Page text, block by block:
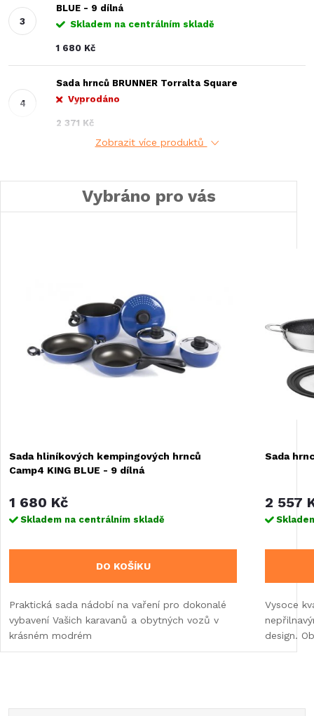
BLUE - 9 dílná
Skladem na centrálním skladě
1 680 Kč
Sada hrnců BRUNNER Torralta Square
Vyprodáno
2 371 Kč
Zobrazit více produktů
Vybráno pro vás
Sada hliníkových kempingových hrnců
Camp4 KING BLUE - 9 dílná
1 680 Kč
Skladem na centrálním skladě
DO KOŠÍKU
Praktická sada nádobí na vaření pro dokonalé
vybavení Vašich karavanů a obytných vozů v
krásném modrém
Sada
2 557
Vysoce
design.